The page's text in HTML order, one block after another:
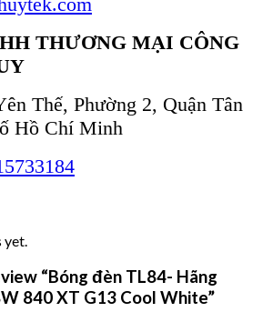
THƯƠNG MẠI CÔNG
Thế, Phường 2, Quận Tân
Hồ Chí Minh
yet.
“Bóng đèn TL84- Hãng
840 XT G13 Cool White”